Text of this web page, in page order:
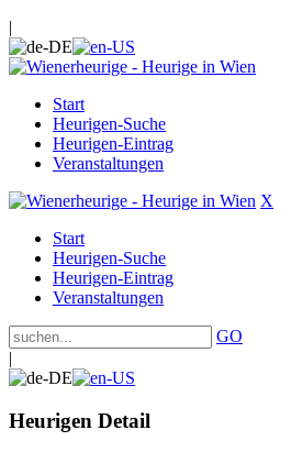
|
Start
Heurigen-Suche
Heurigen-Eintrag
Veranstaltungen
X
Start
Heurigen-Suche
Heurigen-Eintrag
Veranstaltungen
GO
|
Heurigen Detail